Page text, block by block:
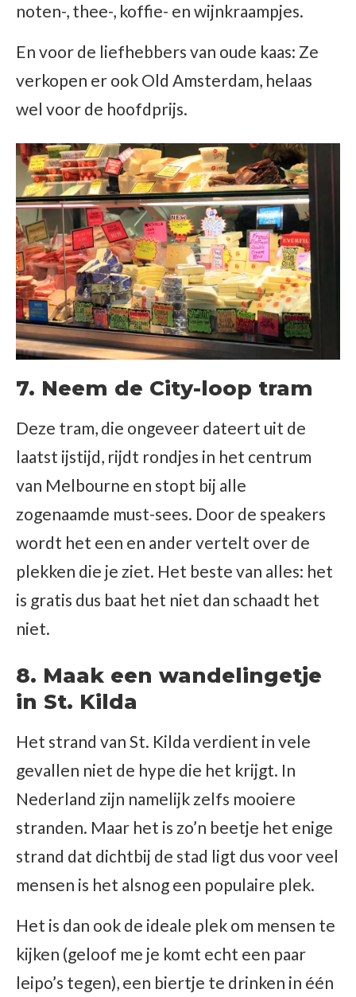
noten-, thee-, koffie- en wijnkraampjes.
En voor de liefhebbers van oude kaas: Ze
verkopen er ook Old Amsterdam, helaas
wel voor de hoofdprijs.
7. Neem de City-loop tram
Deze tram, die ongeveer dateert uit de
laatst ijstijd, rijdt rondjes in het centrum
van Melbourne en stopt bij alle
zogenaamde must-sees. Door de speakers
wordt het een en ander vertelt over de
plekken die je ziet. Het beste van alles: het
is gratis dus baat het niet dan schaadt het
niet.
8. Maak een wandelingetje
in St. Kilda
Het strand van St. Kilda verdient in vele
gevallen niet de hype die het krijgt. In
Nederland zijn namelijk zelfs mooiere
stranden. Maar het is zo’n beetje het enige
strand dat dichtbij de stad ligt dus voor veel
mensen is het alsnog een populaire plek.
Het is dan ook de ideale plek om mensen te
kijken (geloof me je komt echt een paar
leipo’s tegen), een biertje te drinken in één